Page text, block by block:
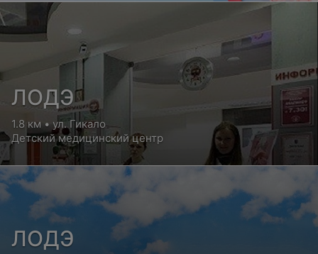
ЛОДЭ
1.8 км • ул. Гикало
Детский медицинский центр
ЛОДЭ